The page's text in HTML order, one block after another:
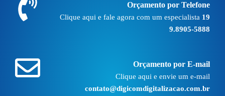
Orçamento por Telefone
Clique aqui e fale agora com um especialista 19
9.8905-5888
Orçamento por E-mail
Clique aqui e envie um e-mail
contato@digicomdigitalizacao.com.br